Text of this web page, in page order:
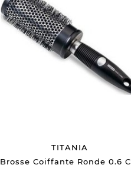
TITANIA
Brosse Coiffante Ronde 0.6